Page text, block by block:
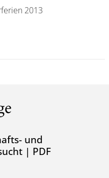
2013
und
| PDF